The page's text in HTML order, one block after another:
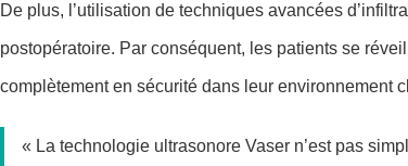
De plus, l’utilisation de techniques avancées
postopératoire. Par conséquent, les patients se
complètement en sécurité dans leur environnement
« La technologie ultrasonore Vaser n’est pas